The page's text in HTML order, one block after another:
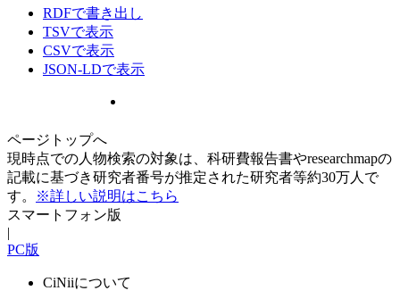
RDFで書き出し
TSVで表示
CSVで表示
JSON-LDで表示
ページトップへ
現時点での人物検索の対象は、科研費報告書やresearchmapの
記載に基づき研究者番号が推定された研究者等約30万人で
す。
※詳しい説明はこちら
スマートフォン版
|
PC版
CiNiiについて